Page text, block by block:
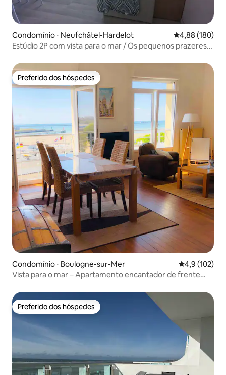
Condomínio ⋅ Neufchâtel-Hardelot 4,88 de uma
4,88 (180)
Estúdio 2P com vista para o mar / Os pequenos prazeres
Preferido dos hóspedes
Preferido dos hóspedes
Condomínio ⋅ Boulogne-sur-Mer 4,9 de uma
4,9 (102)
Vista para o mar – Apartamento encantador de frente
Preferido dos hóspedes
Preferido dos hóspedes